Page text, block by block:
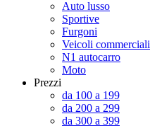
Auto lusso
Sportive
Furgoni
Veicoli commerciali
N1 autocarro
Moto
Prezzi
da 100 a 199
da 200 a 299
da 300 a 399